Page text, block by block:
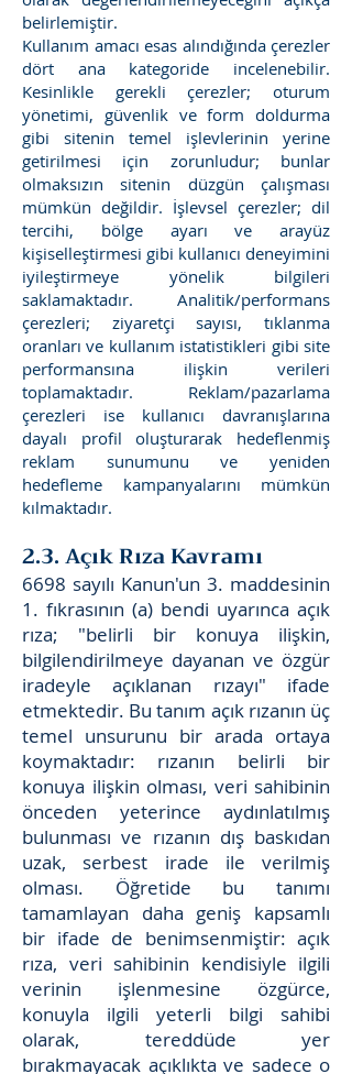
belirlemiştir.
Kullanım amacı esas alındığında çerezler
dört ana kategoride incelenebilir.
Kesinlikle gerekli çerezler; oturum
yönetimi, güvenlik ve form doldurma
gibi sitenin temel işlevlerinin yerine
getirilmesi için zorunludur; bunlar
olmaksızın sitenin düzgün çalışması
mümkün değildir. İşlevsel çerezler; dil
tercihi, bölge ayarı ve arayüz
kişiselleştirmesi gibi kullanıcı deneyimini
iyileştirmeye yönelik bilgileri
saklamaktadır. Analitik/performans
çerezleri; ziyaretçi sayısı, tıklanma
oranları ve kullanım istatistikleri gibi site
performansına ilişkin verileri
toplamaktadır. Reklam/pazarlama
çerezleri ise kullanıcı davranışlarına
dayalı profil oluşturarak hedeflenmiş
reklam sunumunu ve yeniden
hedefleme kampanyalarını mümkün
kılmaktadır.
2.3. Açık Rıza Kavramı
6698 sayılı Kanun'un 3. maddesinin
1. fıkrasının (a) bendi uyarınca açık
rıza; "belirli bir konuya ilişkin,
bilgilendirilmeye dayanan ve özgür
iradeyle açıklanan rızayı" ifade
etmektedir. Bu tanım açık rızanın üç
temel unsurunu bir arada ortaya
koymaktadır: rızanın belirli bir
konuya ilişkin olması, veri sahibinin
önceden yeterince aydınlatılmış
bulunması ve rızanın dış baskıdan
uzak, serbest irade ile verilmiş
olması. Öğretide bu tanımı
tamamlayan daha geniş kapsamlı
bir ifade de benimsenmiştir: açık
rıza, veri sahibinin kendisiyle ilgili
verinin işlenmesine özgürce,
konuyla ilgili yeterli bilgi sahibi
olarak, tereddüde yer
bırakmayacak açıklıkta ve sadece o